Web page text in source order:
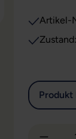
Artikel-